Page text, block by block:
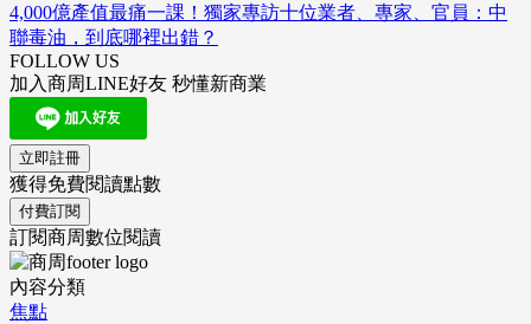
4,000億產值最痛一課！獨家專訪十位業者、專家、官員：中
聯毒油，到底哪裡出錯？
FOLLOW US
加入商周LINE好友 秒懂新商業
立即註冊
獲得免費閱讀點數
付費訂閱
訂閱商周數位閱讀
內容分類
焦點